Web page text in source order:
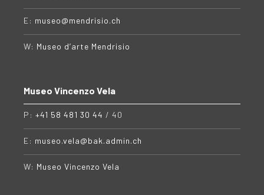
E: museo@mendrisio.ch
W: Museo d’arte Mendrisio
Museo Vincenzo Vela
P: +41 58 481 30 44 / 40
E: museo.vela@bak.admin.ch
W: Museo Vincenzo Vela